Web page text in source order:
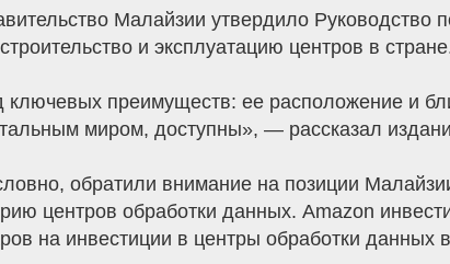
Малайзии утвердило
и эксплуатацию центров в
преимуществ: ее расположение и
миром, доступны», — рассказал
обратили внимание на позиции
центров обработки данных. Amazon
на инвестиции в центры обработки данных